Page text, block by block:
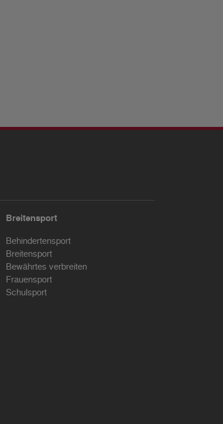
Breitensport
Behindertensport
Breitensport
Bewährtes verbreiten
Frauensport
Schulsport